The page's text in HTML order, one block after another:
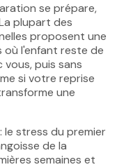
se prépare,
plupart des
proposent une
l'enfant reste de
puis sans
si votre reprise
une
le stress du premier
de la
semaines et